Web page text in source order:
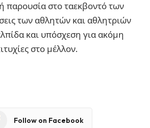
παρουσία στο ταεκβοντό των
των αθλητών και αθλητριών
και υπόσχεση για ακόμη
στο μέλλον.
Follow on Facebook